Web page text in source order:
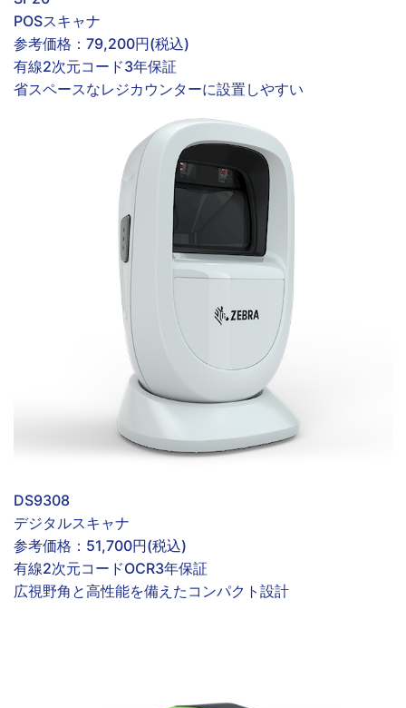
POSスキャナ
参考価格： 79,200円(税込)
有線2次元コード3年保証
省スペースなレジカウンターに設置しやすい
DS9308
デジタルスキャナ
参考価格： 51,700円(税込)
有線2次元コードOCR3年保証
広視野角と高性能を備えたコンパクト設計